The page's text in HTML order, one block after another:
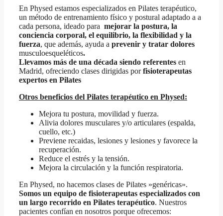
En Physed estamos especializados en Pilates terapéutico,
un método de entrenamiento físico y postural adaptado a a
cada persona, ideado para mejorar la postura, la
conciencia corporal, el equilibrio, la flexibilidad y la
fuerza, que además, ayuda a prevenir y tratar dolores
musculoesqueléticos.
Llevamos más de una década siendo referentes en
Madrid, ofreciendo clases dirigidas porfisioterapeutas
expertos en Pilates
Otros beneficios del Pilates terapéutico en Physed:
Mejora tu postura, movilidad y fuerza.
Alivia dolores musculares y/o articulares (espalda,
cuello, etc.)
Previene recaidas, lesiones y lesiones y favorece la
recuperación.
Reduce el estrés y la tensión.
Mejora la circulación y la función respiratoria.
En Physed, no hacemos clases de Pilates »genéricas».
Somos un equipo de fisioterapeutas especializados con
un largo recorrido en Pilates terapéutico. Nuestros
pacientes confían en nosotros porque ofrecemos: